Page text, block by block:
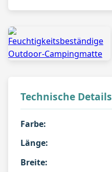
Technische Details
Farbe:
Länge:
Breite: